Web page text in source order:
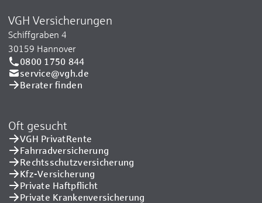
VGH Versicherungen
Schiffgraben 4
30159 Hannover
0800 1750 844
service@vgh.de
Berater finden
Oft gesucht
VGH PrivatRente
Fahrradversicherung
Rechtsschutzversicherung
Kfz-Versicherung
Private Haftpflicht
Private Kranken­versicherung